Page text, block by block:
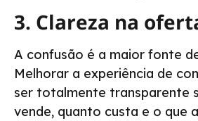
3. Clareza na
A confusão é a maior fonte
Melhorar a experiência de
ser totalmente transparente
vende, quanto custa e o que